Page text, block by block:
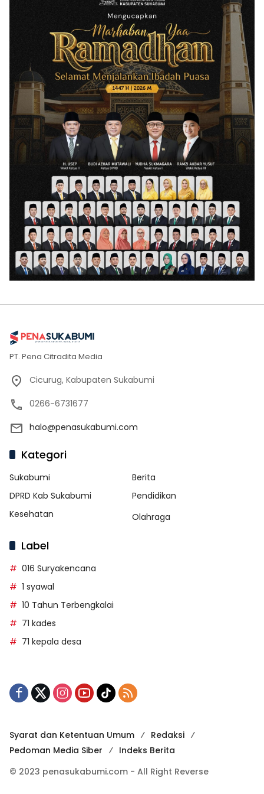
PT. Pena Citradita Media
Cicurug, Kabupaten Sukabumi
0266-6731677
halo@penasukabumi.com
Kategori
Sukabumi
Berita
DPRD Kab Sukabumi
Pendidikan
Kesehatan
Olahraga
Label
016 Suryakencana
1 syawal
10 Tahun Terbengkalai
71 kades
71 kepala desa
Syarat dan Ketentuan Umum
Redaksi
Pedoman Media Siber
Indeks Berita
© 2023 penasukabumi.com - All Right Reverse